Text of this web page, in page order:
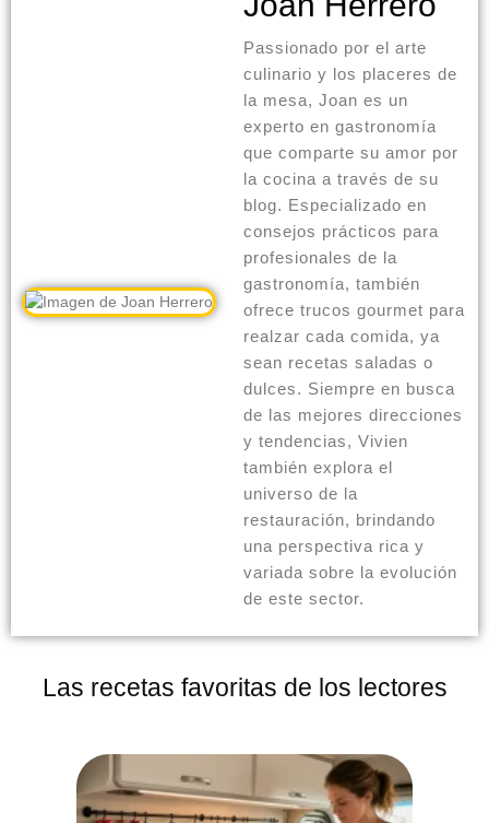
Passionado por el arte
culinario y los placeres de
la mesa, Joan es un
experto en gastronomía
que comparte su amor por
la cocina a través de su
blog. Especializado en
consejos prácticos para
profesionales de la
gastronomía, también
ofrece trucos gourmet para
realzar cada comida, ya
sean recetas saladas o
dulces. Siempre en busca
de las mejores direcciones
y tendencias, Vivien
también explora el
universo de la
restauración, brindando
una perspectiva rica y
variada sobre la evolución
de este sector.
Las recetas favoritas de los lectores